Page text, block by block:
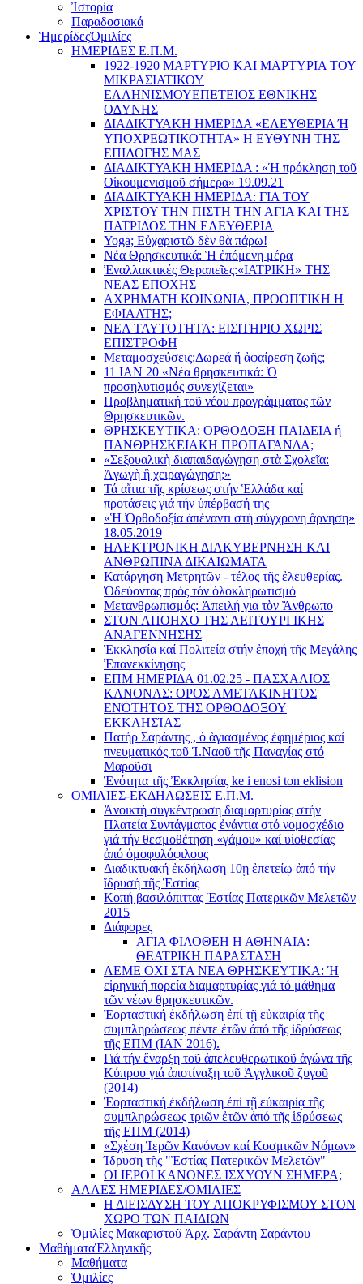
Ἰστορία
Παραδοσιακά
ἩμερίδεςὉμιλίες
ΗΜΕΡΙΔΕΣ Ε.Π.Μ.
1922-1920 ΜΑΡΤΥΡΙΟ ΚΑI ΜΑΡΤΥΡIΑ ΤΟΥ
ΜΙΚΡΑΣΙΑΤΙΚΟΥ
EΛΛΗΝΙΣΜΟΥEΠEΤΕΙΟΣ EΘΝΙΚHΣ
O∆YΝΗΣ
ΔΙΑΔΙΚΤΥΑΚΗ ΗΜΕΡΙΔΑ «EΛΕΥΘΕΡΙΑ Ή
YΠΟΧΡΕΩΤΙΚΟΤΗΤΑ» Η ΕΥΘΥΝΗ ΤΗΣ
EΠΙΛΟΓΗΣ ΜΑΣ
ΔΙΑΔΙΚΤΥΑΚΗ ΗΜΕΡΙΔΑ : «Ἡ πρόκληση τοῦ
Οἰκουμενισμοῦ σήμερα» 19.09.21
ΔΙΑΔΙΚΤΥΑΚΗ ΗΜΕΡΙΔΑ: ΓΙΑ ΤΟΥ
ΧΡΙΣΤΟΥ ΤΗΝ ΠΙΣΤΗ ΤΗΝ ΑΓΙΑ ΚΑΙ ΤΗΣ
ΠΑΤΡΙΔΟΣ ΤΗΝ ΕΛΕΥΘΕΡΙΑ
Yoga; Εὐχαριστῶ δὲν θὰ πάρω!
Νέα Θρησκευτικά: Ἡ ἑπόμενη μέρα
Ἐναλλακτικές Θεραπεῖες:«ΙΑΤΡΙΚΗ» ΤΗΣ
ΝΕΑΣ ΕΠΟΧΗΣ
ΑΧΡΗΜΑΤΗ ΚΟΙΝΩΝΙΑ, ΠΡΟΟΠΤΙΚΗ Η
ΕΦΙΑΛΤΗΣ;
ΝΕΑ ΤΑΥΤΟΤΗΤΑ: ΕΙΣΙΤΗΡΙΟ ΧΩΡΙΣ
ΕΠΙΣΤΡΟΦΗ
Μεταμοσχεύσεις:Δωρεά ἤ ἀφαίρεση ζωῆς;
11 ΙΑΝ 20 «Νέα θρησκευτικά: Ὁ
προσηλυτισμός συνεχίζεται»
Προβληματική τοῦ νέου προγράμματος τῶν
Θρησκευτικῶν.
ΘΡΗΣΚΕΥΤΙΚΑ: ΟΡΘΟΔΟΞΗ ΠΑΙΔΕΙΑ ή
ΠΑΝΘΡΗΣΚΕΙΑΚΗ ΠΡΟΠΑΓΑΝΔΑ;
«Σεξουαλικὴ διαπαιδαγώγηση στὰ Σχολεῖα:
Ἀγωγὴ ἢ χειραγώγηση;»
Τά αἴτια τῆς κρίσεως στήν Ἑλλάδα καί
προτάσεις γιά τήν ὑπέρβασή της
«Ἡ Ὀρθοδοξία ἀπέναντι στή σύγχρονη ἄρνηση»
18.05.2019
ΗΛΕΚΤΡΟΝΙΚΗ ΔΙΑΚΥΒΕΡΝΗΣΗ ΚΑΙ
ΑΝΘΡΩΠΙΝΑ ΔΙΚΑΙΩΜΑΤΑ
Κατάργηση Μετρητῶν - τέλος τῆς ἐλευθερίας.
Ὁδεύοντας πρός τόν ὁλοκληρωτισμό
Μετανθρωπισμός: Ἀπειλή για τὸν Ἂνθρωπο
ΣΤΟΝ ΑΠΟΗΧΟ ΤΗΣ ΛΕΙΤΟΥΡΓΙΚΗΣ
ΑΝΑΓΕΝΝΗΣΗΣ
Ἐκκλησία καί Πολιτεία στήν ἐποχή τῆς Μεγάλης
Ἐπανεκκίνησης
ΕΠΜ ΗΜΕΡΙΔΑ 01.02.25 - ΠΑΣΧΑΛΙΟΣ
ΚΑΝΟΝΑΣ: ΟΡΟΣ ΑΜΕΤΑΚΙΝΗΤΟΣ
ΕΝΌΤΗΤΟΣ ΤΗΣ ΟΡΘΟΔΟΞΟΥ
ΕΚΚΛΗΣΊΑΣ
Πατήρ Σαράντης , ὁ ἁγιασμένος ἐφημέριος καί
πνευματικός τοῦ Ἱ.Ναοῦ τῆς Παναγίας στό
Μαροῦσι
Ἑνότητα τῆς Ἐκκλησίας ke i enosi ton eklision
ΟΜΙΛΙΕΣ-ΕΚΔΗΛΩΣΕΙΣ Ε.Π.Μ.
Ἀνοικτή συγκέντρωση διαμαρτυρίας στήν
Πλατεία Συντάγματος ἐνάντια στό νομοσχέδιο
γιά τήν θεσμοθέτηση «γάμου» καί υἱοθεσίας
ἀπό ὁμοφυλόφιλους
Διαδικτυακή ἐκδήλωση 10ῃ ἐπετείῳ ἀπό τήν
ἵδρυσή τῆς Ἑστίας
Κοπή βασιλόπιττας Ἑστίας Πατερικῶν Μελετῶν
2015
Διάφορες
ΑΓΙΑ ΦΙΛΟΘΕΗ Η ΑΘΗΝΑΙΑ:
ΘΕΑΤΡΙΚΗ ΠΑΡΑΣΤΑΣΗ
ΛΕΜΕ ΟΧΙ ΣΤΑ ΝΕΑ ΘΡΗΣΚΕΥΤΙΚΑ: Ἡ
εἰρηνική πορεία διαμαρτυρίας γιά τό μάθημα
τῶν νέων θρησκευτικῶν.
Ἑορταστική ἐκδήλωση ἐπί τῇ εὐκαιρίᾳ τῆς
συμπληρώσεως πέντε ἐτῶν ἀπό τῆς ἱδρύσεως
τῆς ΕΠΜ (ΙΑΝ 2016).
Γιά τήν ἔναρξη τοῦ ἀπελευθερωτικοῦ ἀγώνα τῆς
Κύπρου γιά ἀποτίναξη τοῦ Ἀγγλικοῦ ζυγοῦ
(2014)
Ἑορταστική ἐκδήλωση ἐπί τῇ εὐκαιρίᾳ τῆς
συμπληρώσεως τριῶν ἐτῶν ἀπό τῆς ἱδρύσεως
τῆς ΕΠΜ (2014)
«Σχέση Ἱερῶν Κανόνων καί Κοσμικῶν Νόμων»
Ίδρυση τῆς "Ἑστίας Πατερικῶν Μελετῶν"
ΟΙ ΙΕΡΟΙ ΚΑΝΟΝΕΣ ΙΣΧΥΟΥΝ ΣΗΜΕΡΑ;
ΑΛΛΕΣ ΗΜΕΡΙΔΕΣ/ΟΜΙΛΙΕΣ
Η ΔΙΕΙΣΔΥΣΗ ΤΟΥ ΑΠΟΚΡΥΦΙΣΜΟΥ ΣΤΟΝ
ΧΩΡΟ ΤΩΝ ΠΑΙΔΙΩΝ
Ὁμιλίες Μακαριστοῦ Ἀρχ. Σαράντη Σαράντου
ΜαθήματαἙλληνικῆς
Μαθήματα
Ὁμιλίες